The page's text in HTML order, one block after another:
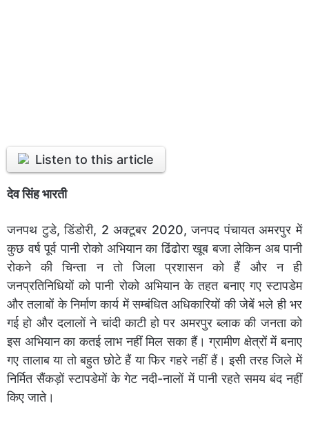
Listen to this article
देव सिंह भारती
जनपथ टुडे, डिंडोरी, 2 अक्टूबर 2020, जनपद पंचायत अमरपुर में
कुछ वर्ष पूर्व पानी रोको अभियान का ढिंढोरा खूब बजा लेकिन अब पानी
रोकने की चिन्ता न तो जिला प्रशासन को हैं और न ही
जनप्रतिनिधियों को पानी रोको अभियान के तहत बनाए गए स्टापडेम
और तलाबों के निर्माण कार्य में सम्बंधित अधिकारियों की जेबें भले ही भर
गई हो और दलालों ने चांदी काटी हो पर अमरपुर ब्लाक की जनता को
इस अभियान का कतई लाभ नहीं मिल सका हैं। ग्रामीण क्षेत्रों में बनाए
गए तालाब या तो बहुत छोटे हैं या फिर गहरे नहीं हैं। इसी तरह जिले में
निर्मित सैंकड़ों स्टापडेमों के गेट नदी-नालों में पानी रहते समय बंद नहीं
किए जाते।